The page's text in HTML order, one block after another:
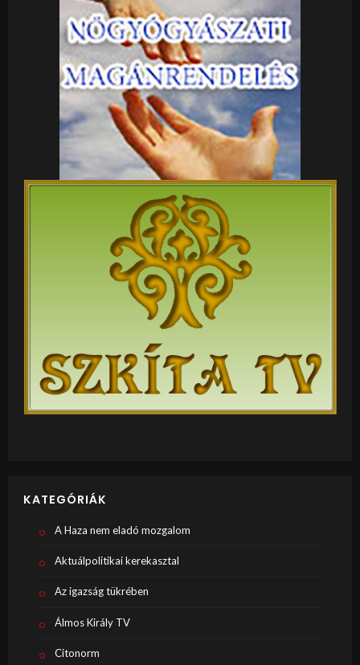
KATEGÓRIÁK
A Haza nem eladó mozgalom
Aktuálpolitikai kerekasztal
Az igazság tükrében
Álmos Király TV
Citonorm